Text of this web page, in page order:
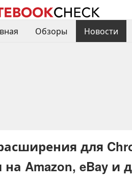
Обзоры Новости
для
Amazon, eBay и